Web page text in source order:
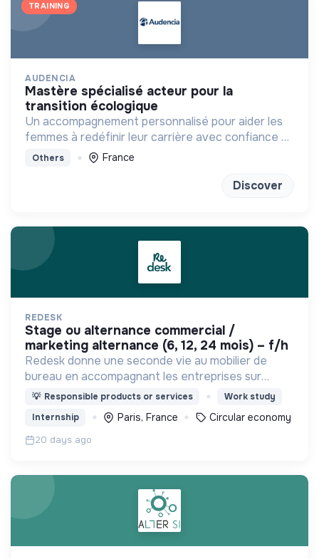
TRAINING
AUDENCIA
mastère spécialisé acteur pour la
transition écologique
Un accompagnement personnalisé pour aider les
femmes à redéfinir leur carrière avec confiance et
clarté
Others France
Discover
REDESK
stage ou alternance commercial /
marketing alternance (6, 12, 24 mois) – f/h
Redesk donne une seconde vie au mobilier de
bureau en accompagnant les entreprises sur
toutes les problématiques liées à l'économie
professionnel.
💡 Responsible products or services
Work study
Internship
Paris, France Circular economy
20 days ago